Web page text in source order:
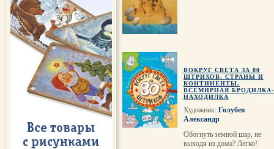
ВОКРУГ СВЕТА ЗА 80
ШТРИХОВ. СТРАНЫ И
КОНТИНЕНТЫ.
ВСЕМИРНАЯ БРОДИЛКА-
НАХОДИЛКА
Художник: Голубев
Александр
Обогнуть земной шар, не
выходя из дома? Легко!